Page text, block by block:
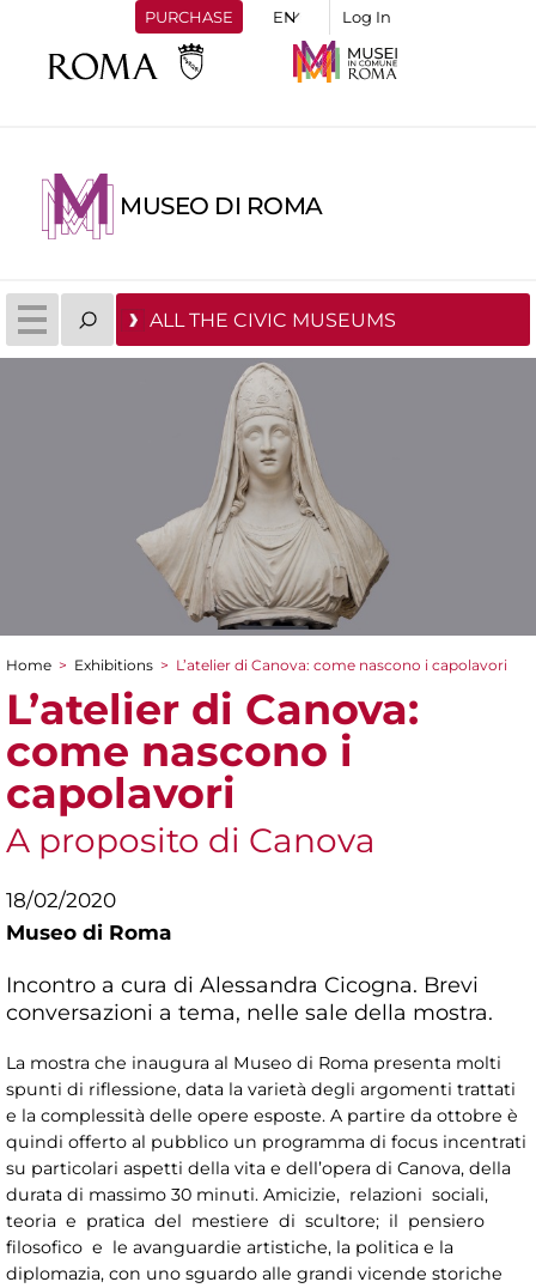
PURCHASE Log In
MUSEO DI ROMA
ALL THE CIVIC MUSEUMS
You are here
Home > Exhibitions > L’atelier di Canova: come nascono i capolavori
L’atelier di Canova:
come nascono i
capolavori
A proposito di Canova
18/02/2020
Museo di Roma
Incontro a cura di Alessandra Cicogna. Brevi
conversazioni a tema, nelle sale della mostra.
La mostra che inaugura al Museo di Roma presenta molti
spunti di riflessione, data la varietà degli argomenti trattati
e la complessità delle opere esposte. A partire da ottobre è
quindi offerto al pubblico un programma di focus incentrati
su particolari aspetti della vita e dell’opera di Canova, della
durata di massimo 30 minuti. Amicizie, relazioni sociali,
teoria e pratica del mestiere di scultore; il pensiero
filosofico e le avanguardie artistiche, la politica e la
diplomazia, con uno sguardo alle grandi vicende storiche